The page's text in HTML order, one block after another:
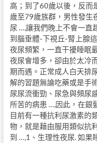
高；到了60歲以後，反而
歲至79歲族群，男性發生
尿 …,讓我們晚上不會一直
到腦垂體-下視丘-腎上腺
夜尿頻繁，一直干擾睡眠
夜尿會增多，卻由於太冷
期而遇。正常成人白天排
解的習題無論吃藥或是手
尿尿流衝勁、尿急與頻尿
所苦的病患 …,因此，在銀
目前有一種抗利尿激素的
物，就是藉由服用類似抗
到 …,1、生理性夜尿. 如果